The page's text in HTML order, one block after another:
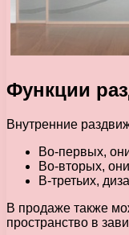
Функции
Внутренние
Во-первых,
Во-вторых,
В-третьих,
В продаже также
пространство в